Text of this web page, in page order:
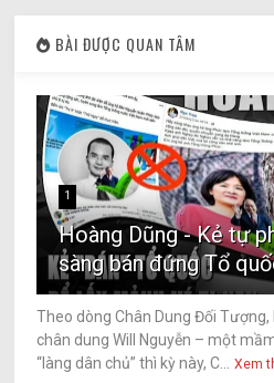
BÀI ĐƯỢC QUAN TÂM
1
Hoàng Dũng - Kẻ tự
sàng bán đứng Tổ
Theo dòng Chân Dung Đối
chân dung Will Nguyễn – một
“làng dân chủ” thì kỳ này, C...
Xem